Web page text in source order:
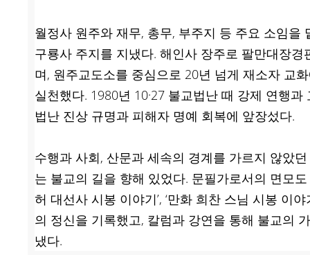
월정사 원주와 재무, 총무, 부주지 등 주요 소임을
구룡사 주지를 지냈다. 해인사 장주로 팔만대장
며, 원주교도소를 중심으로 20년 넘게 재소자 교
실천했다. 1980년 10·27 불교법난 때 강제 연행
법난 진상 규명과 피해자 명예 회복에 앞장섰다.
수행과 사회, 산문과 세속의 경계를 가르지 않았
는 불교의 길을 향해 있었다. 문필가로서의 면모도
허 대선사 시봉 이야기’, ‘만화 희찬 스님 시봉 이
의 정신을 기록했고, 칼럼과 강연을 통해 불교의
냈다.